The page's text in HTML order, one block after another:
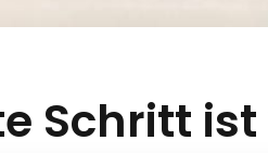
Schritt